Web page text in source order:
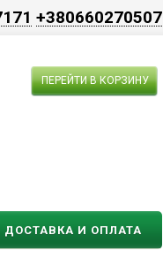
+380660270507
ПЕРЕЙТИ В КОРЗИНУ
ДОСТАВКА И ОПЛАТА